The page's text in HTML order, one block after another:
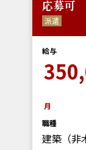
応募可
派遣
給与
月
職種
建築（非